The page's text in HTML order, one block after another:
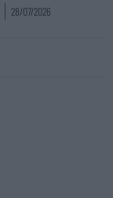
28/07/2026